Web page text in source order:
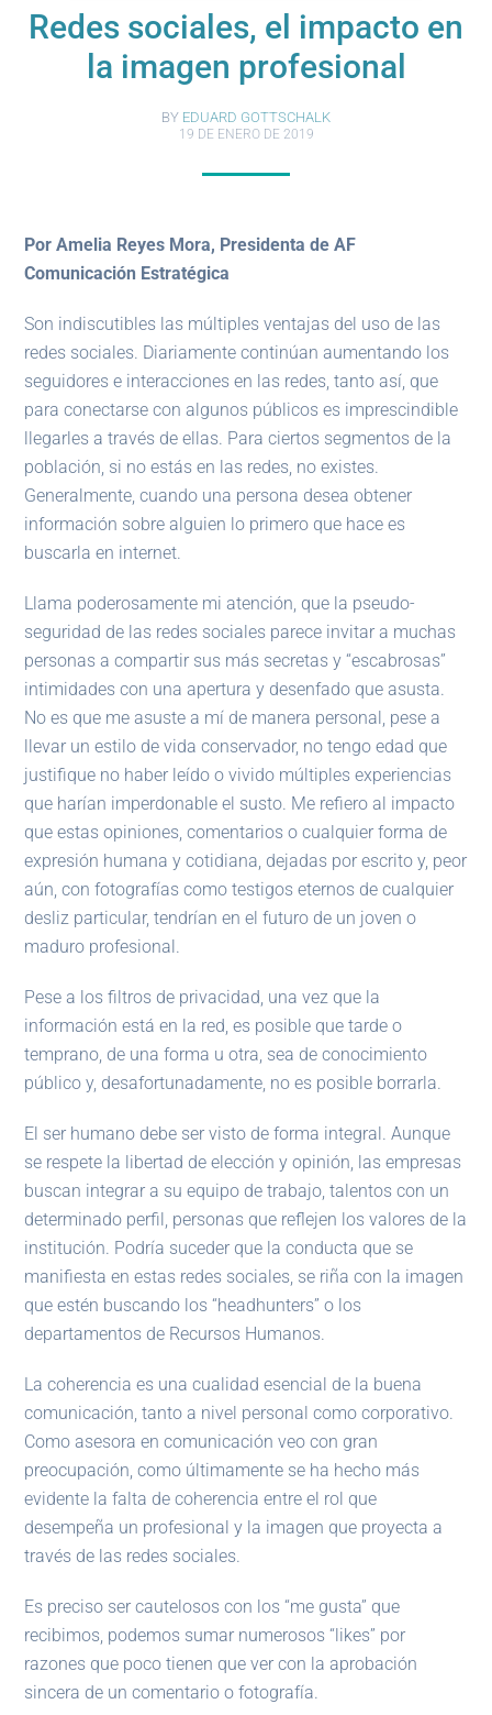
Redes sociales, el impacto en
la imagen profesional
BY EDUARD GOTTSCHALK
19 DE ENERO DE 2019
Por Amelia Reyes Mora, Presidenta de AF
Comunicación Estratégica
Son indiscutibles las múltiples ventajas del uso de las
redes sociales. Diariamente continúan aumentando los
seguidores e interacciones en las redes, tanto así, que
para conectarse con algunos públicos es imprescindible
llegarles a través de ellas. Para ciertos segmentos de la
población, si no estás en las redes, no existes.
Generalmente, cuando una persona desea obtener
información sobre alguien lo primero que hace es
buscarla en internet.
Llama poderosamente mi atención, que la pseudo-
seguridad de las redes sociales parece invitar a muchas
personas a compartir sus más secretas y “escabrosas”
intimidades con una apertura y desenfado que asusta.
No es que me asuste a mí de manera personal, pese a
llevar un estilo de vida conservador, no tengo edad que
justifique no haber leído o vivido múltiples experiencias
que harían imperdonable el susto. Me refiero al impacto
que estas opiniones, comentarios o cualquier forma de
expresión humana y cotidiana, dejadas por escrito y, peor
aún, con fotografías como testigos eternos de cualquier
desliz particular, tendrían en el futuro de un joven o
maduro profesional.
Pese a los filtros de privacidad, una vez que la
información está en la red, es posible que tarde o
temprano, de una forma u otra, sea de conocimiento
público y, desafortunadamente, no es posible borrarla.
El ser humano debe ser visto de forma integral. Aunque
se respete la libertad de elección y opinión, las empresas
buscan integrar a su equipo de trabajo, talentos con un
determinado perfil, personas que reflejen los valores de la
institución. Podría suceder que la conducta que se
manifiesta en estas redes sociales, se riña con la imagen
que estén buscando los “headhunters” o los
departamentos de Recursos Humanos.
La coherencia es una cualidad esencial de la buena
comunicación, tanto a nivel personal como corporativo.
Como asesora en comunicación veo con gran
preocupación, como últimamente se ha hecho más
evidente la falta de coherencia entre el rol que
desempeña un profesional y la imagen que proyecta a
través de las redes sociales.
Es preciso ser cautelosos con los “me gusta” que
recibimos, podemos sumar numerosos “likes” por
razones que poco tienen que ver con la aprobación
sincera de un comentario o fotografía.